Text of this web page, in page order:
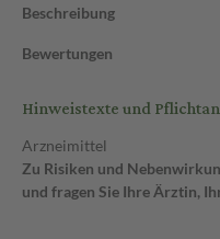
Beschreibung
Bewertungen
Hinweistexte und
Arzneimittel
Zu Risiken und
und fragen Sie Ihre Ärztin,